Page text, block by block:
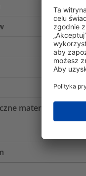
materiału